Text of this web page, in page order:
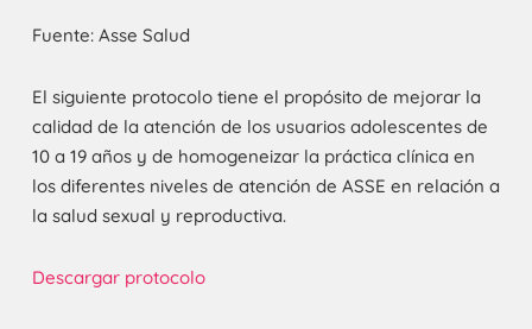
Fuente: Asse Salud
El siguiente protocolo tiene el propósito de mejorar la
calidad de la atención de los usuarios adolescentes de
10 a 19 años y de homogeneizar la práctica clínica en
los diferentes niveles de atención de ASSE en relación a
la salud sexual y reproductiva.
Descargar protocolo